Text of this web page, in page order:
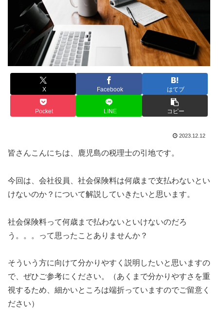
X Facebook はてブ
Pocket LINE コピー
2023.12.12
皆さんこんにちは、鹿児島の税理士の引地です。
今回は、会社役員、社会保険料は何歳まで支払わないとい
けないのか？について解説していきたいと思います。
社会保険料って何歳まで払わないといけないのだろ
う。。。って思ったことありませんか？
そういう方に向けて分かりやすく説明したいと思いますの
で、ぜひご参考にください。（あくまで分かりやすさを重
視するため、細かいところは端折っていますのでご留意く
ださい）